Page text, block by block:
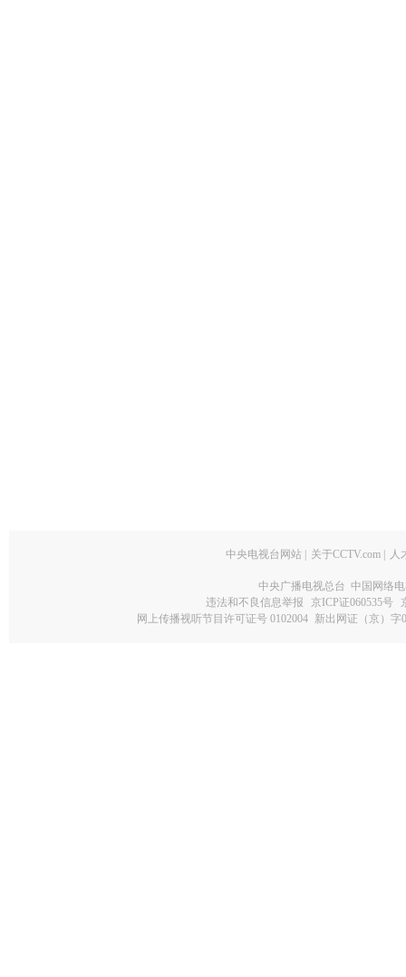
中央电视台网站 关于CCTV.com 人
中央广播电视总台 中国网络
违法和不良信息举报
京ICP证060535号
网上传播视听节目许可证号 0102004 新出网证（京）